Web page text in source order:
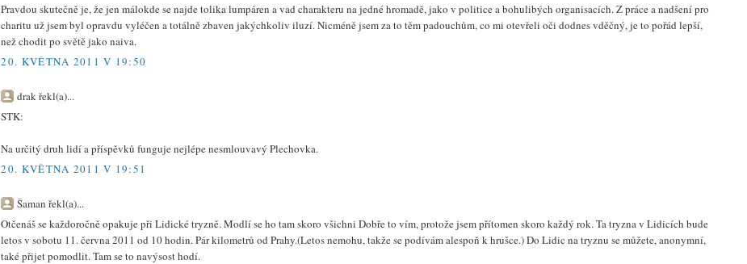
Pravdou skutečně je, že jen málokde se najde tolika lumpáren a vad charakteru na jedné hromadě, jako v politice a bohulibých organisacích. Z práce a nadšení pro
charitu už jsem byl opravdu vyléčen a totálně zbaven jakýchkoliv iluzí. Nicméně jsem za to těm padouchům, co mi otevřeli oči dodnes vděčný, je to pořád lepší,
než chodit po světě jako naiva.
20. KVĚTNA 2011 V 19:50
drak řekl(a)...
STK:
Na určitý druh lidí a příspěvků funguje nejlépe nesmlouvavý Plechovka.
20. KVĚTNA 2011 V 19:51
Šaman řekl(a)...
Otčenáš se každoročně opakuje při Lidické tryzně. Modlí se ho tam skoro všichni Dobře to vím, protože jsem přítomen skoro každý rok. Ta tryzna v Lidicích bude
letos v sobotu 11. června 2011 od 10 hodin. Pár kilometrů od Prahy.(Letos nemohu, takže se podívám alespoň k hrušce.) Do Lidic na tryznu se můžete, anonymní,
také přijet pomodlit. Tam se to navýsost hodí.